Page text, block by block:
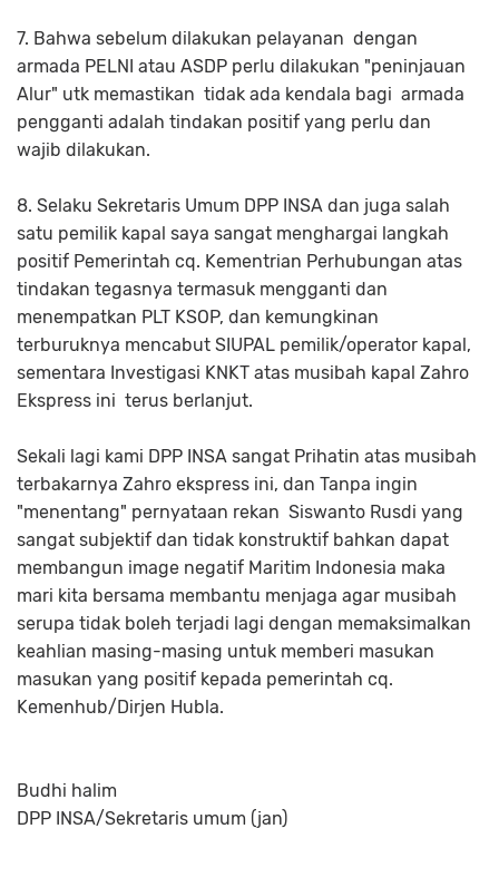
7. Bahwa sebelum dilakukan pelayanan dengan
armada PELNI atau ASDP perlu dilakukan "peninjauan
Alur" utk memastikan tidak ada kendala bagi armada
pengganti adalah tindakan positif yang perlu dan
wajib dilakukan.
8. Selaku Sekretaris Umum DPP INSA dan juga salah
satu pemilik kapal saya sangat menghargai langkah
positif Pemerintah cq. Kementrian Perhubungan atas
tindakan tegasnya termasuk mengganti dan
menempatkan PLT KSOP, dan kemungkinan
terburuknya mencabut SIUPAL pemilik/operator kapal,
sementara Investigasi KNKT atas musibah kapal Zahro
Ekspress ini terus berlanjut.
Sekali lagi kami DPP INSA sangat Prihatin atas musibah
terbakarnya Zahro ekspress ini, dan Tanpa ingin
"menentang" pernyataan rekan Siswanto Rusdi yang
sangat subjektif dan tidak konstruktif bahkan dapat
membangun image negatif Maritim Indonesia maka
mari kita bersama membantu menjaga agar musibah
serupa tidak boleh terjadi lagi dengan memaksimalkan
keahlian masing-masing untuk memberi masukan
masukan yang positif kepada pemerintah cq.
Kemenhub/Dirjen Hubla.
Budhi halim
DPP INSA/Sekretaris umum (jan)